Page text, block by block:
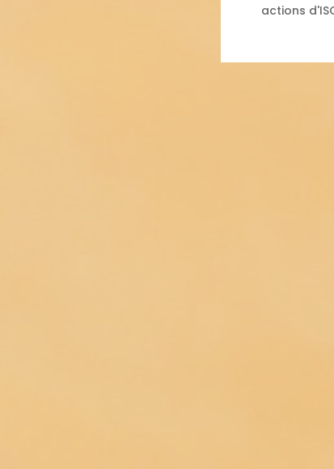
actions